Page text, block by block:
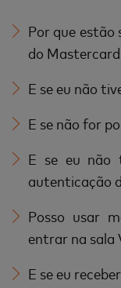
Por que estão
do
E se eu não
E se não for
E se eu não
autenticação
Posso usar
entrar na sala
E se eu